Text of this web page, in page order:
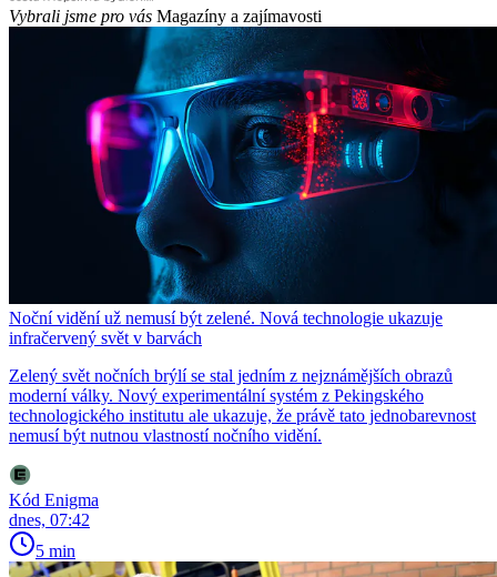
Vybrali jsme pro vás Magazíny a zajímavosti
Noční vidění už nemusí být zelené. Nová technologie ukazuje
infračervený svět v barvách
Zelený svět nočních brýlí se stal jedním z nejznámějších obrazů
moderní války. Nový experimentální systém z Pekingského
technologického institutu ale ukazuje, že právě tato jednobarevnost
nemusí být nutnou vlastností nočního vidění.
Kód Enigma
dnes, 07:42
5 min